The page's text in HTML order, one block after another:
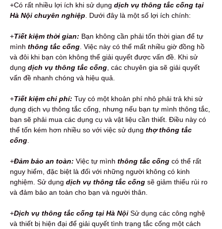
+Có rất nhiều lợi ích khi sử dụng dịch vụ thông tắc cống tại
Hà Nội chuyên nghiệp . Dưới đây là một số lợi ích chính:
+Tiết kiệm thời gian: Bạn không cần phải tốn thời gian để tự
mình thông tắc cống . Việc này có thể mất nhiều giờ đồng hồ
và đôi khi bạn còn không thể giải quyết được vấn đề. Khi sử
dụng dịch vụ thông tắc cống , các chuyên gia sẽ giải quyết
vấn đề nhanh chóng và hiệu quả.
+Tiết kiệm chi phí: Tuy có một khoản phí nhỏ phải trả khi sử
dụng dịch vụ thông tắc cống, nhưng nếu bạn tự mình thông tắc,
bạn sẽ phải mua các dụng cụ và vật liệu cần thiết. Điều này có
thể tốn kém hơn nhiều so với việc sử dụng thợ thông tắc
cống
+Đảm bảo an toàn: Việc tự mình thông tắc cống có thể rất
nguy hiểm, đặc biệt là đối với những người không có kinh
nghiệm. Sử dụng dịch vụ thông tắc cống sẽ giảm thiểu rủi ro
và đảm bảo an toàn cho bạn và người thân.
+Dịch vụ thông tắc cống tại Hà Nội Sử dụng các công nghệ
và thiết bị hiện đại để giải quyết tình trạng tắc cống một cách